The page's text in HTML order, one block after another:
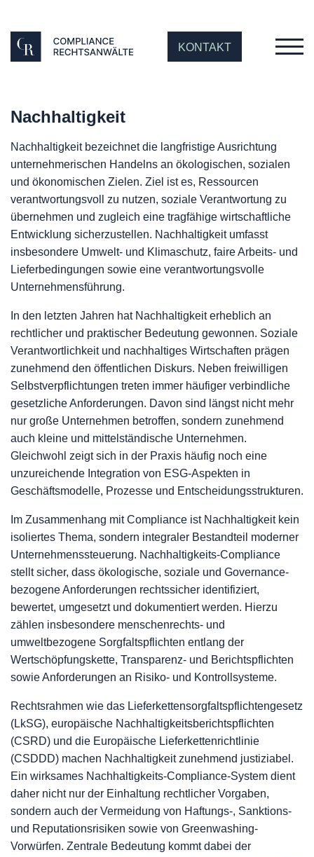
KONTAKT
Nachhaltigkeit
Nachhaltigkeit bezeichnet die langfristige Ausrichtung
unternehmerischen Handelns an ökologischen, sozialen
und ökonomischen Zielen. Ziel ist es, Ressourcen
verantwortungsvoll zu nutzen, soziale Verantwortung zu
übernehmen und zugleich eine tragfähige wirtschaftliche
Entwicklung sicherzustellen. Nachhaltigkeit umfasst
insbesondere Umwelt- und Klimaschutz, faire Arbeits- und
Lieferbedingungen sowie eine verantwortungsvolle
Unternehmensführung.
In den letzten Jahren hat Nachhaltigkeit erheblich an
rechtlicher und praktischer Bedeutung gewonnen. Soziale
Verantwortlichkeit und nachhaltiges Wirtschaften prägen
zunehmend den öffentlichen Diskurs. Neben freiwilligen
Selbstverpflichtungen treten immer häufiger verbindliche
gesetzliche Anforderungen. Davon sind längst nicht mehr
nur große Unternehmen betroffen, sondern zunehmend
auch kleine und mittelständische Unternehmen.
Gleichwohl zeigt sich in der Praxis häufig noch eine
unzureichende Integration von ESG-Aspekten in
Geschäftsmodelle, Prozesse und Entscheidungsstrukturen.
Im Zusammenhang mit Compliance ist Nachhaltigkeit kein
isoliertes Thema, sondern integraler Bestandteil moderner
Unternehmenssteuerung. Nachhaltigkeits-Compliance
stellt sicher, dass ökologische, soziale und Governance-
bezogene Anforderungen rechtssicher identifiziert,
bewertet, umgesetzt und dokumentiert werden. Hierzu
zählen insbesondere menschenrechts- und
umweltbezogene Sorgfaltspflichten entlang der
Wertschöpfungskette, Transparenz- und Berichtspflichten
sowie Anforderungen an Risiko- und Kontrollsysteme.
Rechtsrahmen wie das Lieferkettensorgfaltspflichtengesetz
(LkSG), europäische Nachhaltigkeitsberichtspflichten
(CSRD) und die Europäische Lieferkettenrichtlinie
(CSDDD) machen Nachhaltigkeit zunehmend justiziabel.
Ein wirksames Nachhaltigkeits-Compliance-System dient
daher nicht nur der Einhaltung rechtlicher Vorgaben,
sondern auch der Vermeidung von Haftungs-, Sanktions-
und Reputationsrisiken sowie von Greenwashing-
Vorwürfen. Zentrale Bedeutung kommt dabei der